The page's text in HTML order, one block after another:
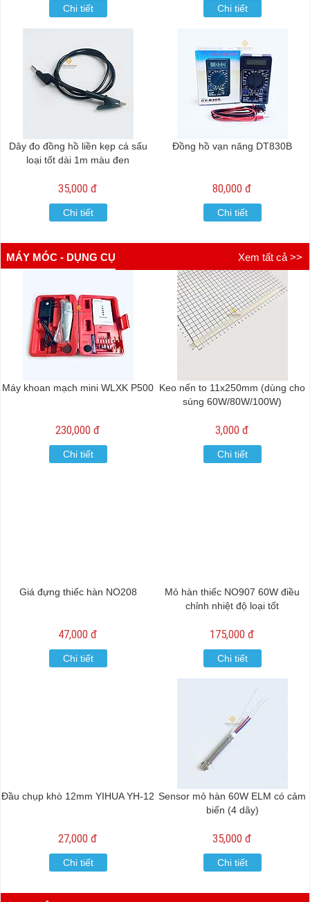
Chi tiết Chi tiết
Dây đo đồng hồ liền kẹp cá sấu
loại tốt dài 1m màu đen
35,000 đ
Chi tiết
Đồng hồ vạn năng DT830B
80,000 đ
Chi tiết
MÁY MÓC - DỤNG CỤ Xem tất cả >>
Máy khoan mạch mini WLXK P500
230,000 đ
Chi tiết
Keo nến to 11x250mm (dùng cho
súng 60W/80W/100W)
3,000 đ
Chi tiết
Giá đựng thiếc hàn NO208
47,000 đ
Chi tiết
Mỏ hàn thiếc NO907 60W điều
chỉnh nhiệt độ loại tốt
175,000 đ
Chi tiết
Đầu chụp khò 12mm YIHUA YH-12
27,000 đ
Chi tiết
Sensor mỏ hàn 60W ELM có cảm
biến (4 dây)
35,000 đ
Chi tiết